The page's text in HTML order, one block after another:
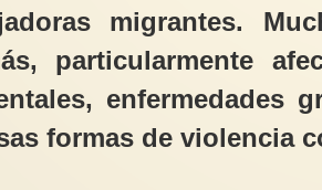
migrantes.
particularmente
enfermedades
formas de violencia